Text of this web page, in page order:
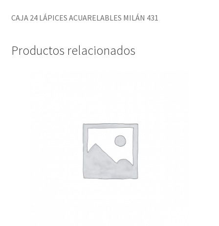
CAJA 24 LÁPICES ACUARELABLES MILÁN 431
Productos relacionados